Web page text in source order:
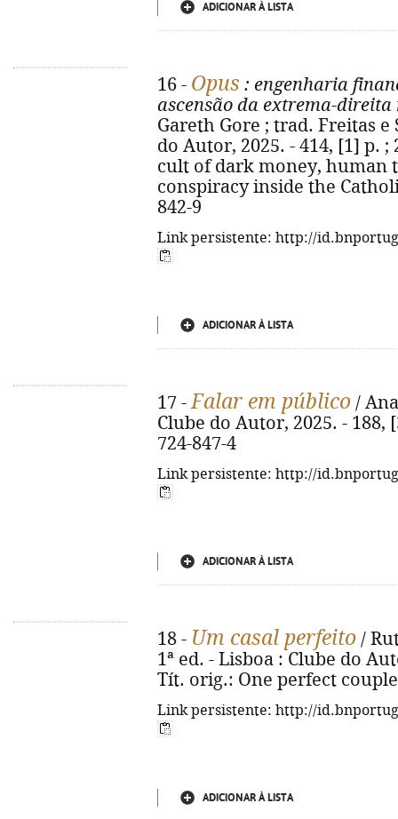
ADICIONAR À LISTA
16 - Opus : engenharia
ascensão da extrema-
Gareth Gore ; trad. Freitas e
do Autor, 2025. - 414, [1] p.
cult of dark money,
conspiracy inside the
842-9
Link persistente: http://
ADICIONAR À LISTA
17 -Falar em público /
Clube do Autor, 2025. - 188,
724-847-4
Link persistente: http://
ADICIONAR À LISTA
18 - Um casal perfeito /
1ª ed. - Lisboa : Clube do
Tít. orig.: One perfect
Link persistente: http://
ADICIONAR À LISTA